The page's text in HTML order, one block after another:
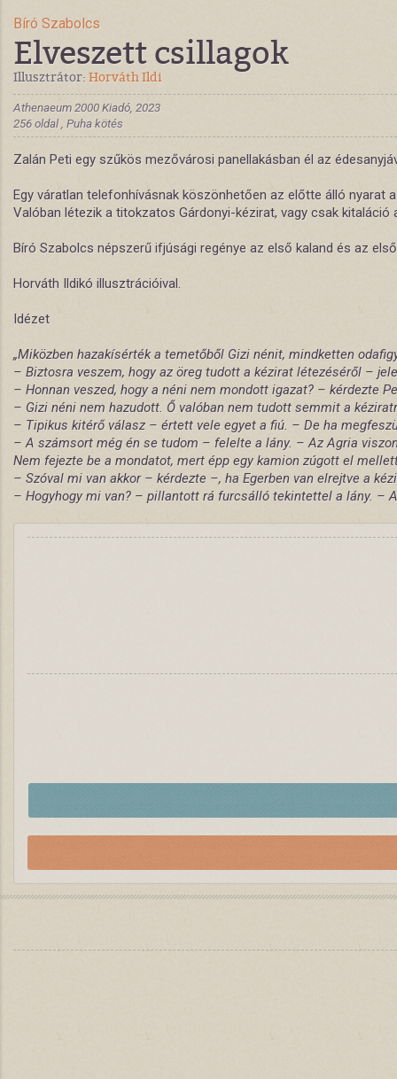
Bíró Szabolcs
Elveszett csillagok
Illusztrátor: Horváth Ildi
Athenaeum 2000 Kiadó, 2023
256 oldal , Puha kötés
Zalán Peti egy szűkös mezővárosi panellakásban él az
Egy váratlan telefonhívásnak köszönhetően az előtte álló nyarat
Valóban létezik a titokzatos Gárdonyi-kézirat, vagy csak
Bíró Szabolcs népszerű ifjúsági regénye az első kaland és az
Horváth Ildikó illusztrációival.
Idézet
„Miközben hazakísérték a temetőből Gizi nénit, mindketten
– Biztosra veszem, hogy az öreg tudott a kézirat létezéséről –
– Honnan veszed, hogy a néni nem mondott igazat? – kérdezte
– Gizi néni nem hazudott. Ő valóban nem tudott semmit a
– Tipikus kitérő válasz – értett vele egyet a fiú. – De ha
– A számsort még én se tudom – felelte a lány. – Az Agria
Nem fejezte be a mondatot, mert épp egy kamion zúgott el
– Szóval mi van akkor – kérdezte –, ha Egerben van elrejtve a
– Hogyhogy mi van? – pillantott rá furcsálló tekintettel a lány. –